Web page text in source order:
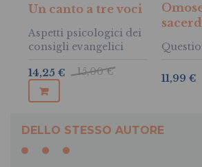
Un canto a tre voci
Aspetti psicologici dei
consigli evangelici
15,00 €
14,25 € 11,99 €
DELLO STESSO AUTORE